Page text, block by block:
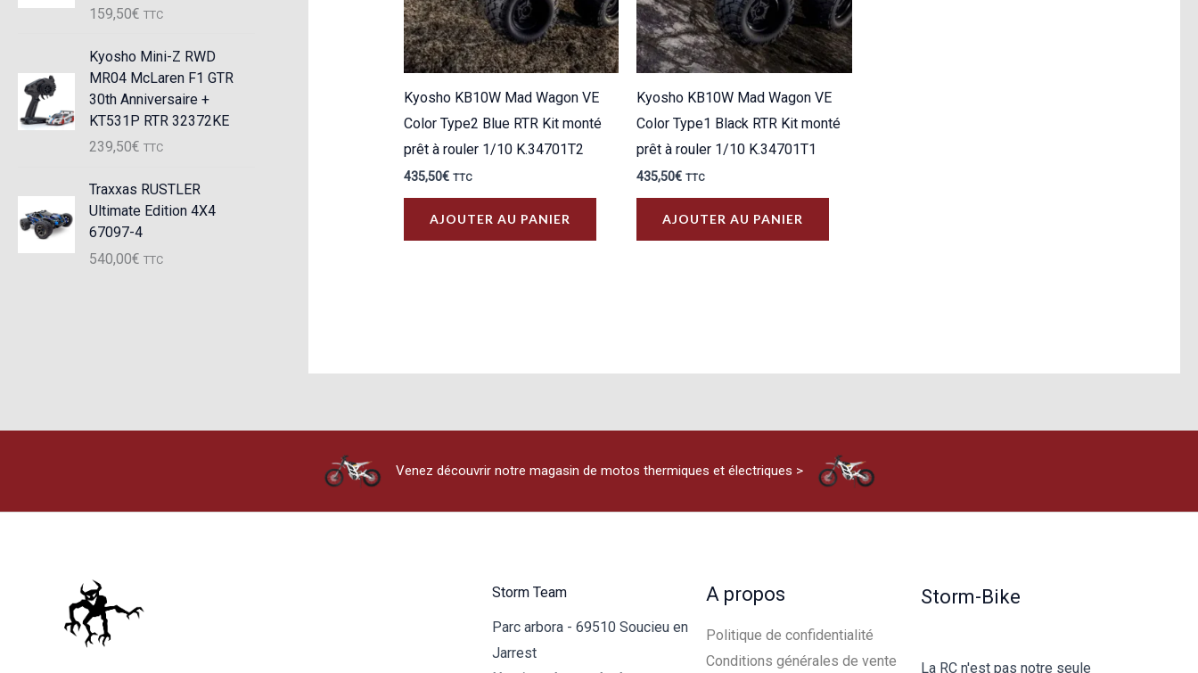
159,50€ TTC
Kyosho Mini-Z RWD
MR04 McLaren F1 GTR
30th Anniversaire +
KT531P RTR 32372KE
239,50€ TTC
Traxxas RUSTLER
Ultimate Edition 4X4
67097-4
540,00€ TTC
Kyosho KB10W Mad Wagon VE
Color Type2 Blue RTR Kit monté
prêt à rouler 1/10 K.34701T2
435,50€ TTC
AJOUTER AU PANIER
Kyosho KB10W Mad Wagon VE
Color Type1 Black RTR Kit monté
prêt à rouler 1/10 K.34701T1
435,50€ TTC
AJOUTER AU PANIER
Venez découvrir notre magasin de motos thermiques et électriques >
Storm Team
Parc arbora - 69510 Soucieu en
Jarrest
A propos
Politique de confidentialité
Conditions générales de vente
Storm-Bike
La RC n'est pas notre seule